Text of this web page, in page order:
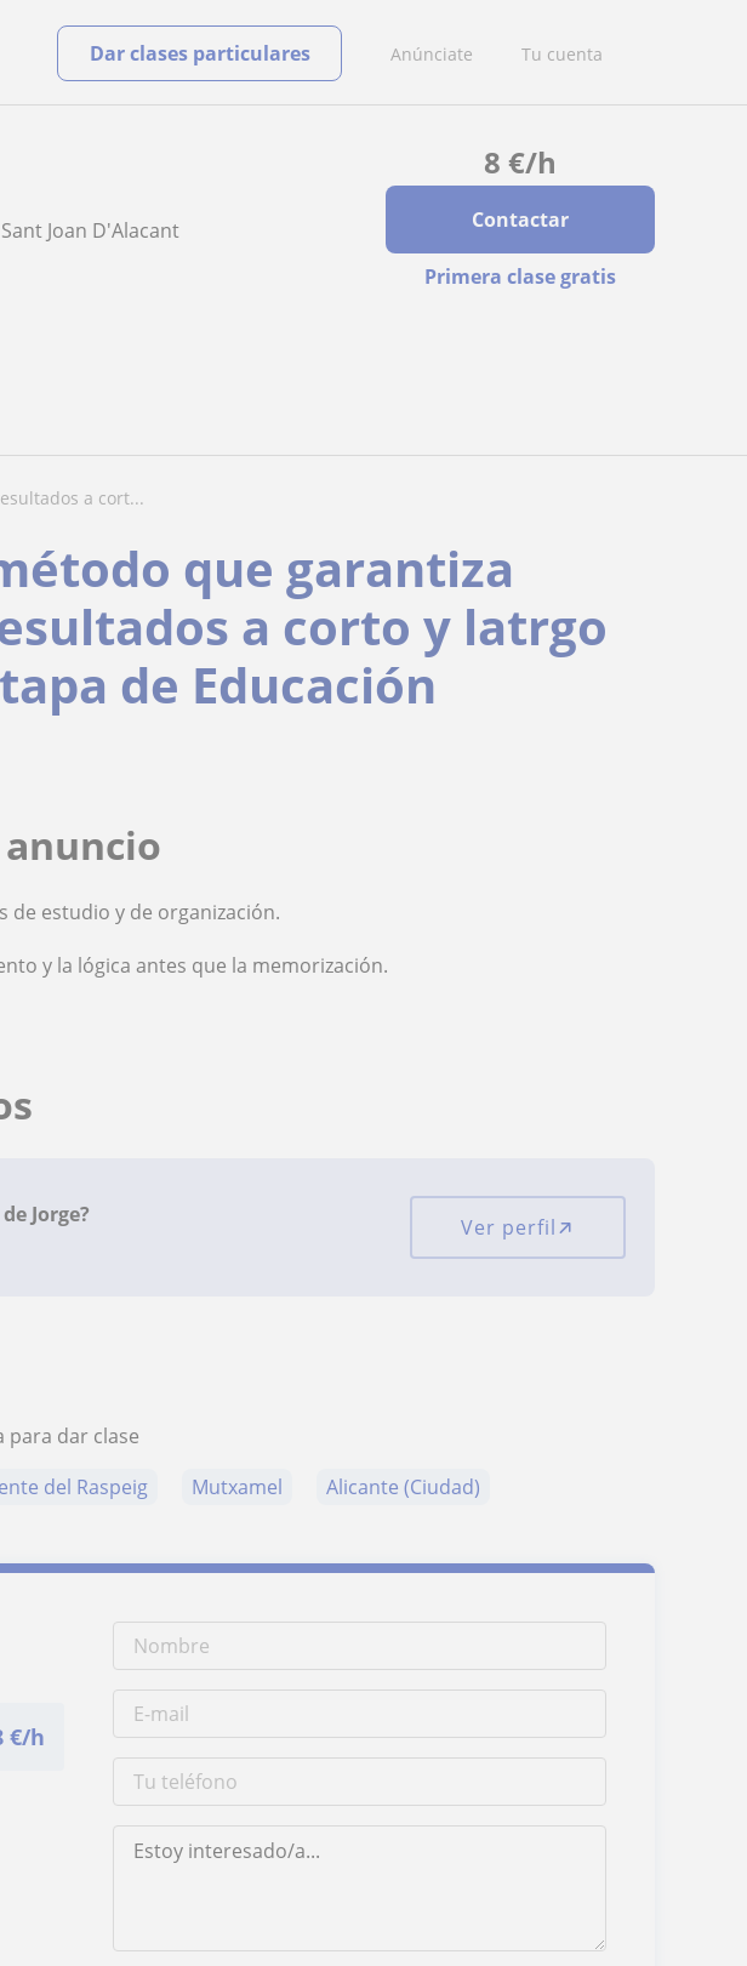
Anúnciate Tu cuenta
Dar clases particulares
8 €/h
Contactar
Primera clase gratis
Joan D'Alacant
a cort...
que garantiza
a corto y latrgo
de Educación
de estudio y de organización.
y la lógica antes que la memorización.
Jorge?
Ver perfil
para dar clase
del Raspeig Mutxamel Alicante (Ciudad)
€/h